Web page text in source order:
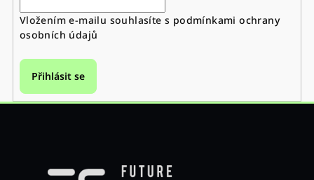
Vložením e-mailu souhlasíte s podmínkami ochrany
osobních údajů
Přihlásit se